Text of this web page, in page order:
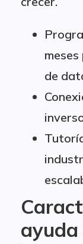
de
ayuda